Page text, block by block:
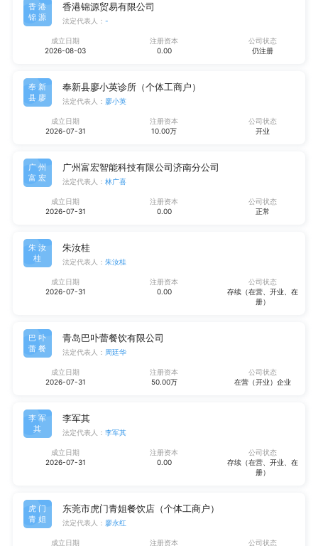
香港
锦源
香港锦源贸易有限公司
法定代表人： -
成立日期
2026-08-03
注册资本
0.00
公司状态
仍注册
奉新
县廖
奉新县廖小英诊所（个体工商户）
法定代表人： 廖小英
成立日期
2026-07-31
注册资本
10.00万
公司状态
开业
广州
富宏
广州富宏智能科技有限公司济南分公司
法定代表人： 林广喜
成立日期
2026-07-31
注册资本
0.00
公司状态
正常
朱汝
桂
朱汝桂
法定代表人： 朱汝桂
成立日期
2026-07-31
注册资本
0.00
公司状态
存续（在营、开业、在
册）
巴卟
蕾餐
青岛巴卟蕾餐饮有限公司
法定代表人： 周廷华
成立日期
2026-07-31
注册资本
50.00万
公司状态
在营（开业）企业
李军
其
李军其
法定代表人： 李军其
成立日期
2026-07-31
注册资本
0.00
公司状态
存续（在营、开业、在
册）
虎门
青姐
东莞市虎门青姐餐饮店（个体工商户）
法定代表人： 廖永红
成立日期
注册资本
公司状态